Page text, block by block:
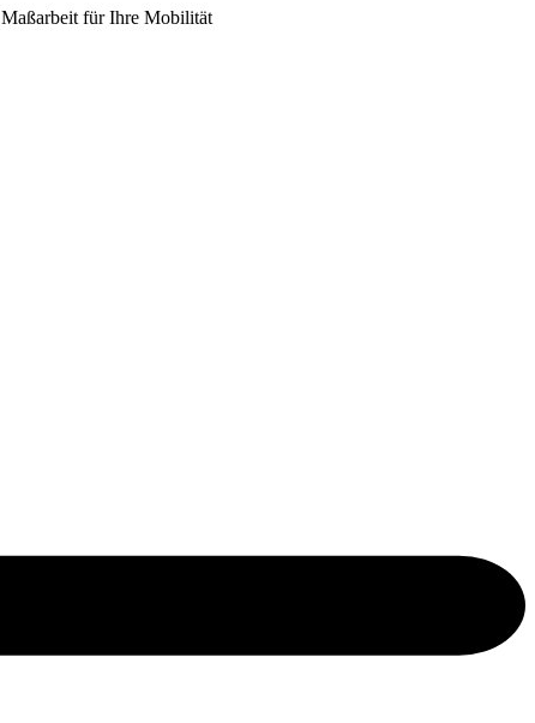
Maßarbeit für Ihre Mobilität